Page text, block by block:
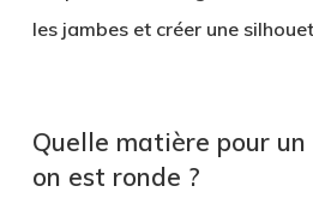
les jambes et créer une
Quelle matière pour
on est ronde ?